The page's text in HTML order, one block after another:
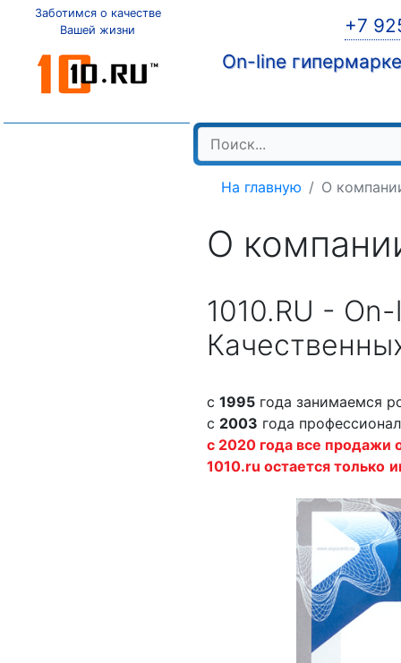
Заботимся о качестве
Вашей жизни
+7
On-line
На главную О
О
1010.RU -
с 1995 года занимаемся
с 2003 года
c 2020 года все продажи
1010.ru остается только